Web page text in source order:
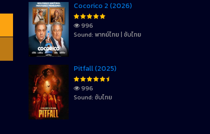
Cocorico 2 (2026)
996
Sound: พากย์ไทย | ซับไทย
Pitfall (2025)
996
Sound: ซับไทย